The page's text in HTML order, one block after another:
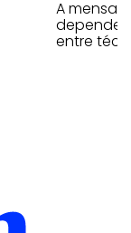
A
depende
entre